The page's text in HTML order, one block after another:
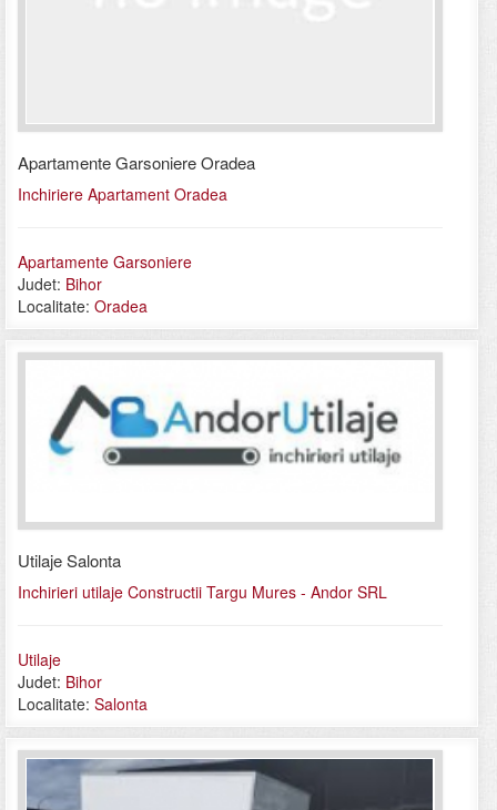
Apartamente Garsoniere Oradea
Inchiriere Apartament Oradea
Apartamente Garsoniere
Judet: Bihor
Localitate: Oradea
Utilaje Salonta
Inchirieri utilaje Constructii Targu Mures - Andor SRL
Utilaje
Judet: Bihor
Localitate: Salonta